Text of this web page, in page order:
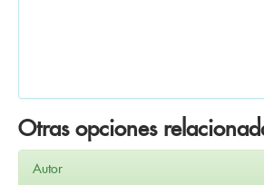
Otras opciones
Autor